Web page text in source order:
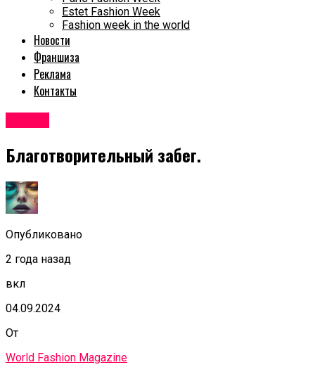
Estet Fashion Week
Fashion week in the world
Новости
Франшиза
Реклама
Контакты
Благотворительный забег.
Опубликовано
2 года назад
вкл
04.09.2024
От
World Fashion Magazine